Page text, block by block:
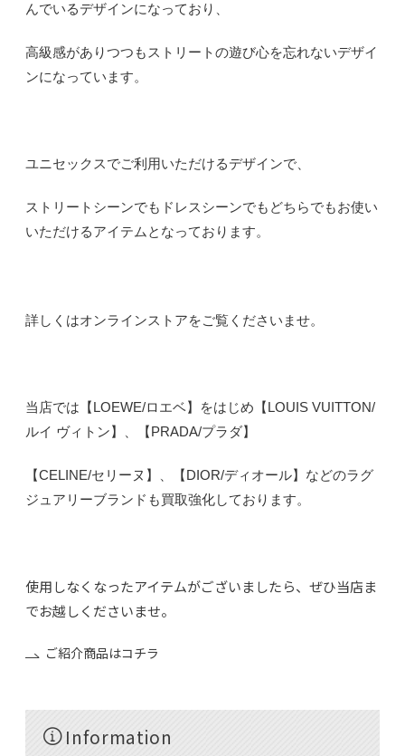
んでいるデザインになっており、
高級感がありつつもストリートの遊び心を忘れないデザイ
ンになっています。
ユニセックスでご利用いただけるデザインで、
ストリートシーンでもドレスシーンでもどちらでもお使い
いただけるアイテムとなっております。
詳しくはオンラインストアをご覧くださいませ。
当店では【LOEWE/ロエベ】をはじめ【LOUIS VUITTON/
ルイ ヴィトン】、【PRADA/プラダ】
【CELINE/セリーヌ】、【DIOR/ディオール】などのラグ
ジュアリーブランドも買取強化しております。
使用しなくなったアイテムがございましたら、ぜひ当店ま
でお越しくださいませ。
ご紹介商品はコチラ
Information